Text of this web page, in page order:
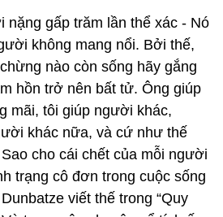
nặng gấp trăm lần thể xác - Nó
không mang nổi. Bởi thế,
nào còn sống hãy gắng
hồn trở nên bất tử. Ông giúp
mãi, tôi giúp người khác,
khác nữa, và cứ như thế
cho cái chết của mỗi người
trạng cô đơn trong cuộc sống
viết thế trong “Quy